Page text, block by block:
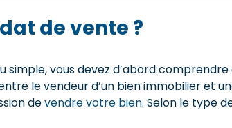
de vente ?
vous devez d’abord
le vendeur d’un bien immobilier et
devendre votre bien. Selon le type